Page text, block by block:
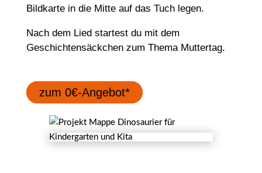
Bildkarte in die Mitte auf das Tuch legen.
Nach dem Lied startest du mit dem
Geschichtensäckchen zum Thema Muttertag.
zum 0€-Angebot*